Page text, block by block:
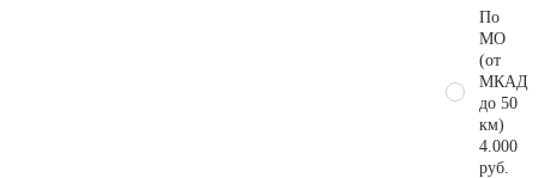
По
МО
(от
МКАД
до 50
км)
4.000
руб.